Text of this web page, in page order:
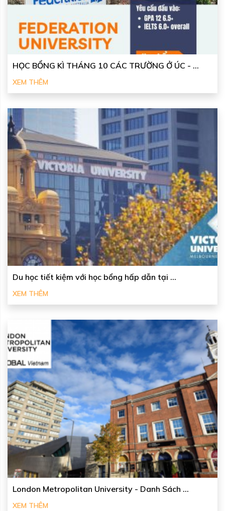
HỌC BỔNG KÌ THÁNG 10 CÁC TRƯỜNG Ở ÚC - ...
XEM THÊM
Du học tiết kiệm với học bổng hấp dẫn tại ...
XEM THÊM
London Metropolitan University - Danh Sách ...
XEM THÊM